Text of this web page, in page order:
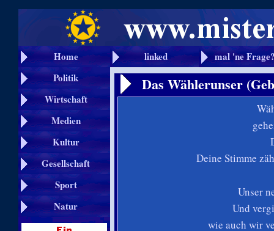
Home linked
mal 'ne
Politik
Wirtschaft
Medien
Kultur
Gesellschaft
Sport
Natur
Das Wählerunser
Deine Stimme
Unser
Und
wie auch wir